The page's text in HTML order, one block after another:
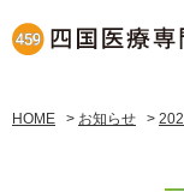
HOME > お知らせ >